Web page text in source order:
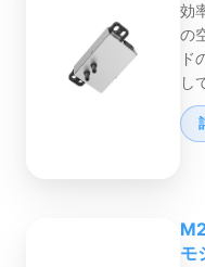
効
の
ド
し
モ